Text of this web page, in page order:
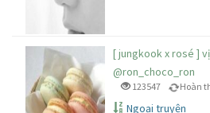
[ jungkook x rosé ]
@ron_choco_ron
123547 Hoàn
Ngoại truyện